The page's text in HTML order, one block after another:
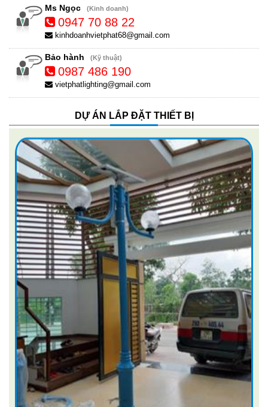
Ms Ngọc (Kinh doanh)
0947 70 88 22
kinhdoanhvietphat68@gmail.com
Bảo hành (Kỹ thuật)
0987 486 190
vietphatlighting@gmail.com
DỰ ÁN LẮP ĐẶT THIẾT BỊ